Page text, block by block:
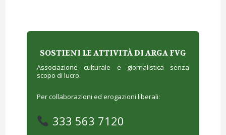
SOSTIENI LE ATTIVITÀ DI ARGA FVG
Associazione culturale e giornalistica senza
scopo di lucro.
Per collaborazioni ed erogazioni liberali:
333 563 7120